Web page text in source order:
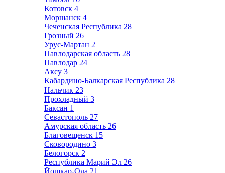
Котовск 4
Моршанск 4
Чеченская Республика 28
Грозный 26
Урус-Мартан 2
Павлодарская область 28
Павлодар 24
Аксу 3
Кабардино-Балкарская Республика 28
Нальчик 23
Прохладный 3
Баксан 1
Севастополь 27
Амурская область 26
Благовещенск 15
Сковородино 3
Белогорск 2
Республика Марий Эл 26
Йошкар-Ола 21